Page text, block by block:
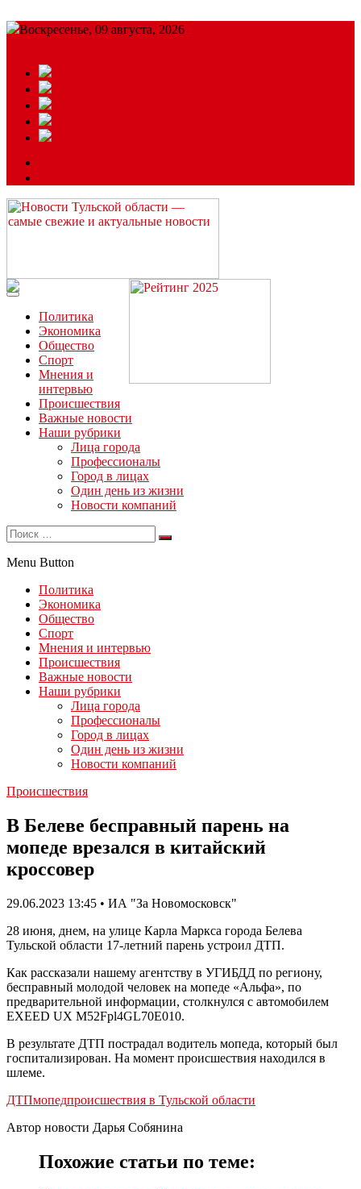
Воскресенье, 09 августа, 2026
Читайте последние новости дня в Тульской области на сайте
“ЗаНовомосковск”
Политика
Экономика
Общество
Спорт
Мнения и
интервью
Происшествия
Важные новости
Наши рубрики
Лица города
Профессионалы
Город в лицах
Один день из жизни
Новости компаний
Menu Button
Политика
Экономика
Общество
Спорт
Мнения и интервью
Происшествия
Важные новости
Наши рубрики
Лица города
Профессионалы
Город в лицах
Один день из жизни
Новости компаний
Происшествия
В Белеве бесправный парень на
мопеде врезался в китайский
кроссовер
29.06.2023 13:45 • ИА "За Новомосковск"
28 июня, днем, на улице Карла Маркса города Белева
Тульской области 17-летний парень устроил ДТП.
Как рассказали нашему агентству в УГИБДД по региону,
бесправный молодой человек на мопеде «Альфа», по
предварительной информации, столкнулся с автомобилем
EXEED UX M52Fpl4GL70E010.
В результате ДТП пострадал водитель мопеда, который был
госпитализирован. На момент происшествия находился в
шлеме.
ДТПмопедпроисшествия в Тульской области
Автор новости Дарья Собянина
Похожие статьи по теме: